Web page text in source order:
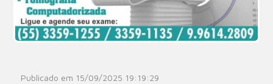
Publicado em 15/09/2025 19:19:29